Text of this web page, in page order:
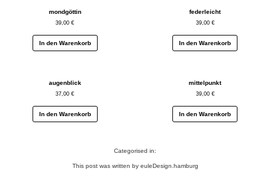
mondgöttin
39,00€
In den Warenkorb
federleicht
39,00 €
In den Warenkorb
augenblick
37,00€
In den Warenkorb
mittelpunkt
39,00 €
In den Warenkorb
Categorised in:
This post was written by euleDesign.hamburg